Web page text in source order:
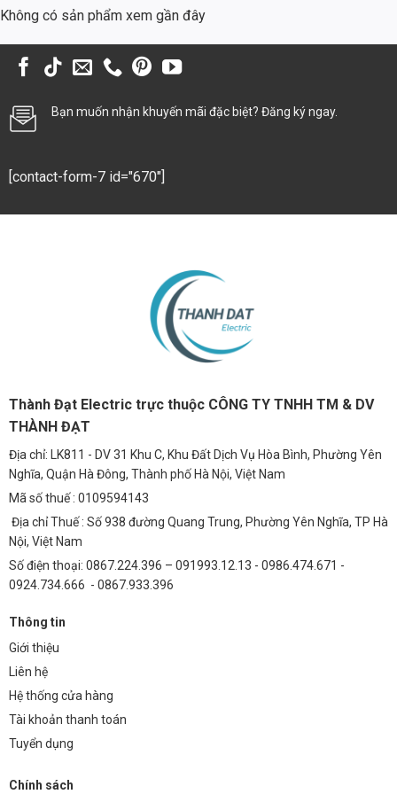
giật cho người dân và giảm thiểu thiệt hại do sự cố điện gây ra.
Bảo vệ hệ thống điện chiếu sáng và các thiết bị khác trong bãi xe,
Khu Công Nghiệp (KCN)
1. Acti9 RCBO 1P+N 6kA, 300mA A9D41606 khác gì
Acti9 RCBO 1P+N 6kA, 300mA A9D41606 tích hợp cả hai chức năng
của MCB và RCD trong một thiết bị, giúp tiết kiệm không gian và đơn
giản hóa việc lắp đặt. MCB bảo vệ chống quá tải và ngắn mạch, trong
khi RCD bảo vệ chống dòng rò.
2. Làm thế nào để kiểm tra Acti9 RCBO 1P+N 6kA,
300mA A9D41606 có hoạt động tốt không?
Bạn có thể sử dụng nút Test trên thiết bị để kiểm tra chức năng RCD.
nên kiểm tra định kỳ bằng các thiết bị đo chuyên dụng.
3. Acti9 RCBO 1P+N 6kA, 300mA A9D41606 có dễ
dàng lắp đặt không?
Việc lắp đặt Acti9 RCBO 1P+N 6kA, 300mA A9D41606 tương đối đơn
giản, nhưng cần được thực hiện bởi người có chuyên môn về điện để
đảm bảo an toàn.
4. Mức dòng rò 300mA có an toàn không?
Mức dòng rò 300mA được sử dụng phổ biến trong các ứng dụng
công nghiệp và thương mại, nơi có yêu cầu bảo vệ cao hơn. Đối với
các ứng dụng dân dụng, mức dòng rò 30mA thường được khuyến
nghị.
5. Tôi có thể mua Acti9 RCBO 1P+N 6kA, 300mA
Không có sản phẩm xem gần đây
Bạn muốn nhận khuyến mãi đặc biệt? Đăng ký ngay.
[contact-form-7 id="670"]
Thành Đạt Electric trực thuộc CÔNG TY TNHH TM & DV
THÀNH ĐẠT
Địa chỉ: LK811 - DV 31 Khu C, Khu Đất Dịch Vụ Hòa Bình, Phường Yên
Nghĩa, Quận Hà Đông, Thành phố Hà Nội, Việt Nam
Mã số thuế : 0109594143
Địa chỉ Thuế : Số 938 đường Quang Trung, Phường Yên Nghĩa, TP Hà
Nội, Việt Nam
Số điện thoại: 0867.224.396 – 091993.12.13 - 0986.474.671 -
0924.734.666 - 0867.933.396
Thông tin
Giới thiệu
Liên hệ
Hệ thống cửa hàng
Tài khoản thanh toán
Tuyển dụng
Chính sách